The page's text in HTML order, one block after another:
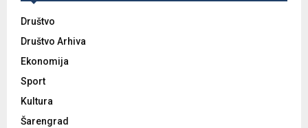
Društvo
Društvo Arhiva
Ekonomija
Sport
Kultura
Šarengrad